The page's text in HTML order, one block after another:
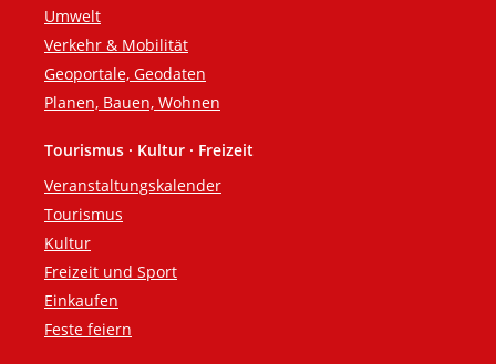
Umwelt
Verkehr & Mobilität
Geoportale, Geodaten
Planen, Bauen, Wohnen
Tourismus · Kultur · Freizeit
Veranstaltungskalender
Tourismus
Kultur
Freizeit und Sport
Einkaufen
Feste feiern